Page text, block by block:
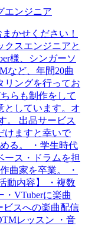
エンジニア
かせください！
クスエンジニアと
様、シンガーソ
など、年間20曲
リングを行ってお
らも制作をして
としています。オ
。 出品サービス
けますと幸いで
る。 ・学生時代
ース・ドラムを担
曲家を卒業。 ・
動内容】 ・複数
VTuberに楽曲
ビスへの楽曲配信
レッスン ・音